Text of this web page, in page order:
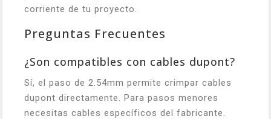
corriente de tu proyecto.
Preguntas Frecuentes
¿Son compatibles con cables dupont?
Sí, el paso de 2.54mm permite crimpar cables
dupont directamente. Para pasos menores
necesitas cables específicos del fabricante.